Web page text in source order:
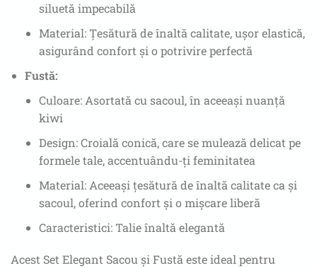
siluetă impecabilă
Material: Țesătură de înaltă calitate, ușor elastică,
asigurând confort și o potrivire perfectă
Fustă:
Culoare: Asortată cu sacoul, în aceeași nuanță
kiwi
Design: Croială conică, care se mulează delicat pe
formele tale, accentuându-ți feminitatea
Material: Aceeași țesătură de înaltă calitate ca și
sacoul, oferind confort și o mișcare liberă
Caracteristici: Talie înaltă elegantă
Acest Set Elegant Sacou și Fustă este ideal pentru